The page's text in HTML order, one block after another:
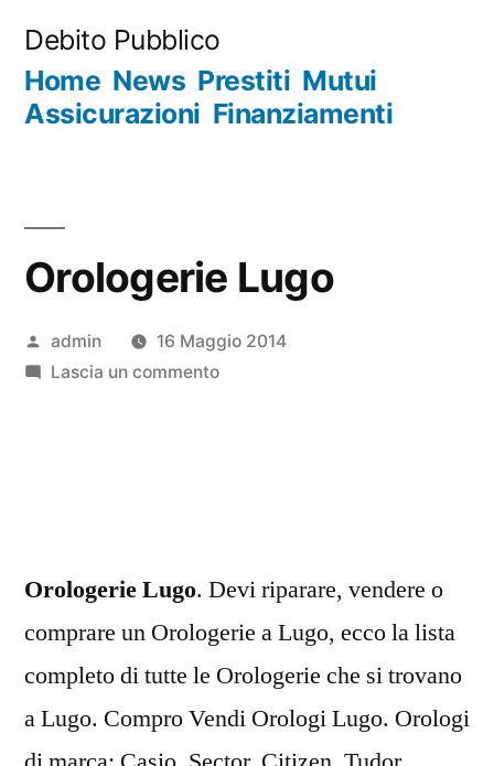
contenuto
Debito Pubblico
Home News Prestiti Mutui
Assicurazioni Finanziamenti
Orologerie Lugo
Pubblicato
da
admin
16 Maggio 2014
Lascia un commentosu
Orologerie Lugo. Devi riparare, vendere o
comprare un Orologerie a Lugo, ecco la lista
completo di tutte le Orologerie che si trovano
a Lugo. Compro Vendi Orologi Lugo. Orologi